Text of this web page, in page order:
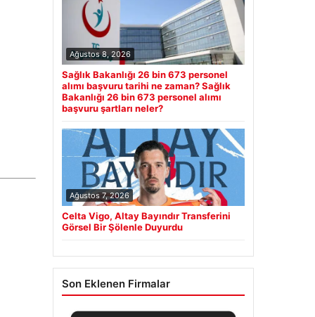
Ağustos 8, 2026
Sağlık Bakanlığı 26 bin 673 personel
alımı başvuru tarihi ne zaman? Sağlık
Bakanlığı 26 bin 673 personel alımı
başvuru şartları neler?
Ağustos 7, 2026
Celta Vigo, Altay Bayındır Transferini
Görsel Bir Şölenle Duyurdu
Son Eklenen Firmalar